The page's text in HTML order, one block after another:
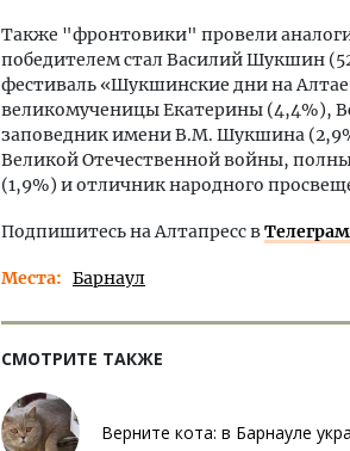
Также "фронтовики" провели
победителем стал Василий Шукшин
фестиваль «Шукшинские дни на
великомученицы Екатерины (4,4%),
заповедник имени В.М. Шукшина
Великой Отечественной войны,
(1,9%) и отличник народного
Подпишитесь на Алтапресс в
Места Барнаул
СМОТРИТЕ ТАКЖЕ
Верните кота: в Барнауле